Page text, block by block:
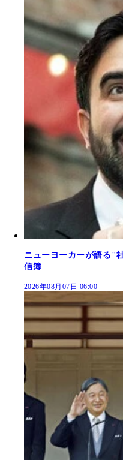
ニューヨーカーが語る"
信簿
2026年08月07日 06:00